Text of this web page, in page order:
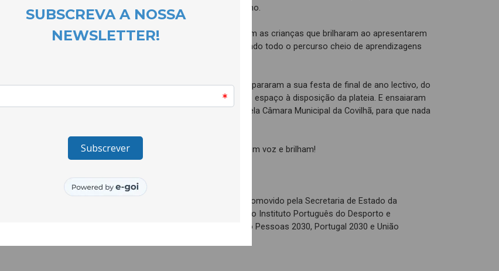
Retratos, realizados, ao longo do ano.
Como não podia deixar de ser, foram as crianças que brilharam ao apresentarem
o mural e os auto-retratos, abordando todo o percurso cheio de aprendizagens
Foram também as crianças que prepararam a sua festa de final de ano lectivo, do
início ao fim. Desde a decoração do espaço à disposição da plateia. E ensaiaram
afincadamente, no púlpito cedido pela Câmara Municipal da Covilhã, para que nada
Na EB Largo da Feira, as crianças têm voz e brilham!
_________________________
O projecto Quero Ser Mais E9G é promovido pela Secretaria de Estado da
Juventude e do Desporto, através do Instituto Português do Desporto e
Juventude, I.P. e é cofinanciado pelo Pessoas 2030, Portugal 2030 e União